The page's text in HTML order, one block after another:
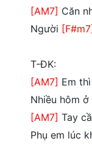
[AM7] Căn
Người
T-ĐK:
[AM7] Em
Nhiều hôm
[AM7] Tay
Phụ em lúc